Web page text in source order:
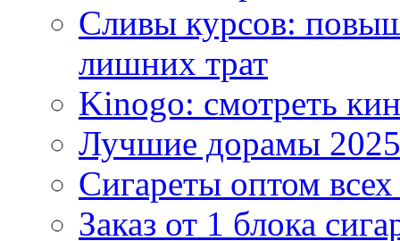
Сливы курсов:
лишних трат
Kinogo: смотреть
Лучшие дорамы
Сигареты оптом
Заказ от 1 блока